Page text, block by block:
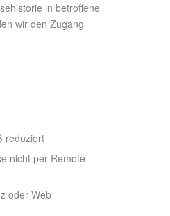
in betroffene
wir den Zugang
reduziert
nicht per Remote
oder Web-